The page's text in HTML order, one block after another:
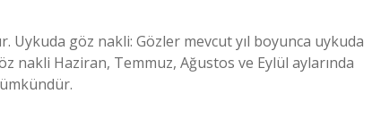
Uykuda göz nakli: Gözler mevcut yıl boyunca uykuda
nakli Haziran, Temmuz, Ağustos ve Eylül aylarında